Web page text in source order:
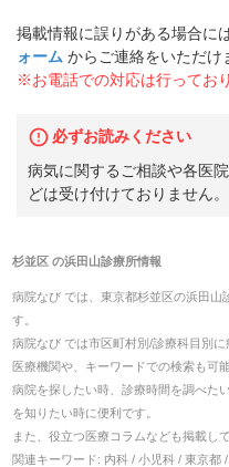
掲載情報に誤りがある場合に
ォーム からご連絡をいただけ
※お電話での対応は行ってお
必ずお読みください
病気に関するご相談や各医
どは受け付けておりません。
杉並区の浜田山診療所情報
病院なび では、 東京都杉並区の浜田山
す。
病院なび では市区町村別/診療科目別
医療機関や、キーワードでの検索も可能
病院を探したい時、診療時間を調べた
を知りたい時に便利です。
また、役立つ医療コラムなども掲載し
関連キーワード: 内科 / 小児科 / 東京都